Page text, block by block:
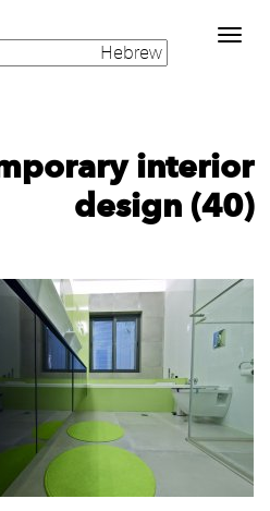
Toggle
navigation
interior
design (40)